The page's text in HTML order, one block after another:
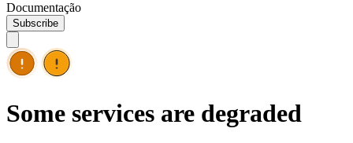
Documentação
Subscribe
Some services are degraded